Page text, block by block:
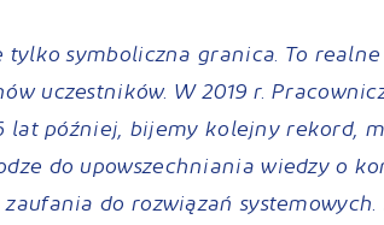
tylko symboliczna granica. To
uczestników. W 2019 r.
lat później, bijemy kolejny rekord,
do upowszechniania wiedzy o
do rozwiązań systemowych.